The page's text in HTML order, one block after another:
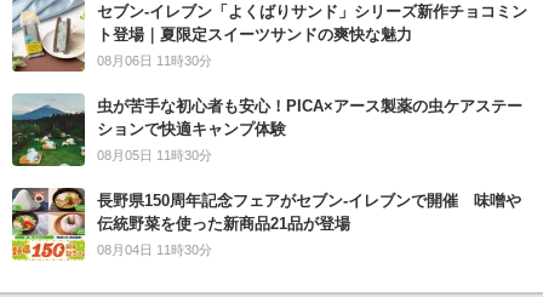
セブン‐イレブン「よくばりサンド」シリーズ新作チョコミン
ト登場｜夏限定スイーツサンドの爽快な魅力
08月06日 11時30分
虫が苦手な初心者も安心！PICA×アース製薬の虫ケアステー
ションで快適キャンプ体験
08月05日 11時30分
長野県150周年記念フェアがセブン-イレブンで開催 味噌や
伝統野菜を使った新商品21品が登場
08月04日 11時30分